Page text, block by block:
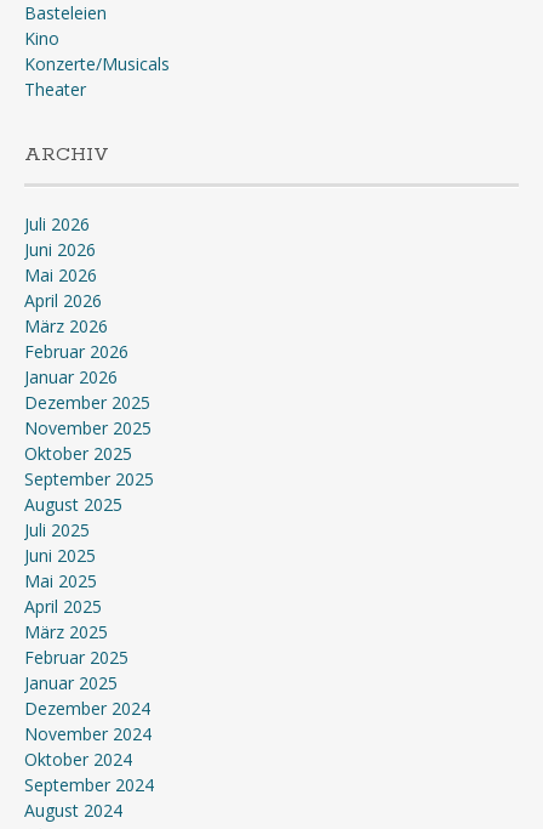
Basteleien
Kino
Konzerte/Musicals
Theater
ARCHIV
Juli 2026
Juni 2026
Mai 2026
April 2026
März 2026
Februar 2026
Januar 2026
Dezember 2025
November 2025
Oktober 2025
September 2025
August 2025
Juli 2025
Juni 2025
Mai 2025
April 2025
März 2025
Februar 2025
Januar 2025
Dezember 2024
November 2024
Oktober 2024
September 2024
August 2024